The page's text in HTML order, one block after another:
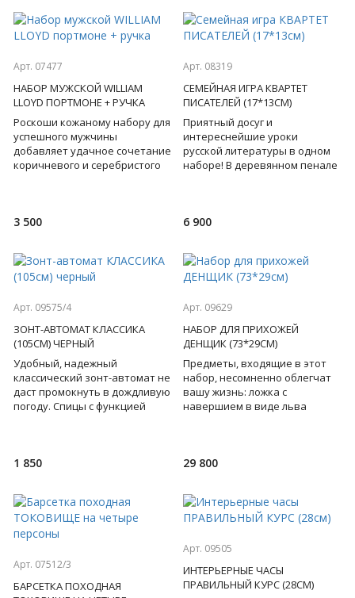
Арт. 07477
НАБОР МУЖСКОЙ WILLIAM
LLOYD ПОРТМОНЕ + РУЧКА
Роскоши кожаному набору для
успешного мужчины
добавляет удачное сочетание
коричневого и серебристого
3 500
Арт. 08319
СЕМЕЙНАЯ ИГРА КВАРТЕТ
ПИСАТЕЛЕЙ (17*13СМ)
Приятный досуг и
интереснейшие уроки
русской литературы в одном
наборе! В деревянном пенале
6 900
Арт. 09575/4
ЗОНТ-АВТОМАТ КЛАССИКА
(105СМ) ЧЕРНЫЙ
Удобный, надежный
классический зонт-автомат не
даст промокнуть в дождливую
погоду. Спицы с функцией
1 850
Арт. 09629
НАБОР ДЛЯ ПРИХОЖЕЙ
ДЕНЩИК (73*29СМ)
Предметы, входящие в этот
набор, несомненно облегчат
вашу жизнь: ложка с
навершием в виде льва
29 800
Арт. 07512/3
БАРСЕТКА ПОХОДНАЯ
Арт. 09505
ИНТЕРЬЕРНЫЕ ЧАСЫ
ПРАВИЛЬНЫЙ КУРС (28СМ)